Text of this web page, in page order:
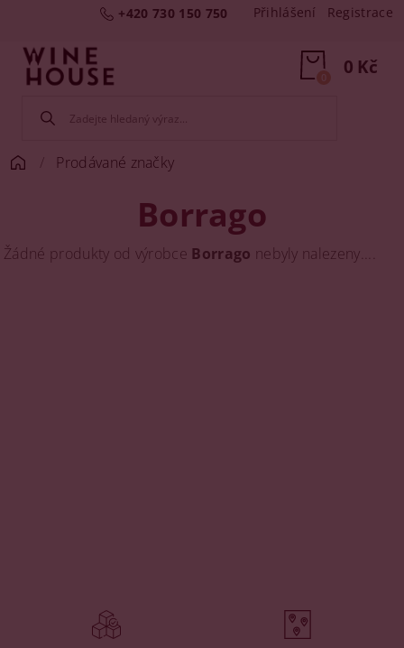
+420 730 150 750 Přihlášení Registrace
0 Kč
0
Prodávané značky
Borrago
Žádné produkty od výrobce Borrago nebyly nalezeny....